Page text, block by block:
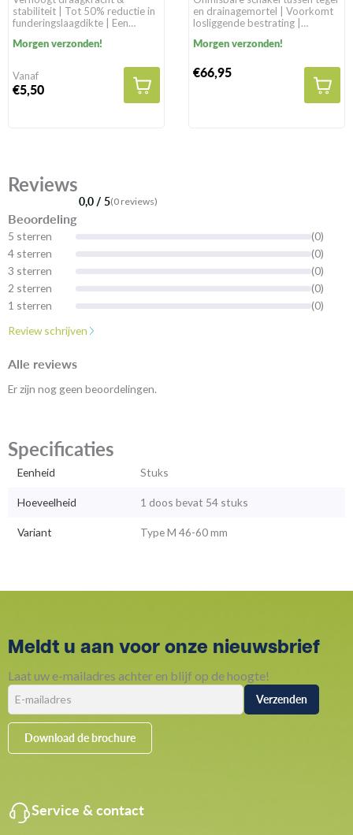
stabiliteit | Tot 50% reductie in
funderingslaagdikte | Een
natuurlijke gronden
Morgen verzonden!
Vanaf
€5,50
en drainagemortel | Voorkomt
losliggende bestrating |
bestratingssoorten
Morgen verzonden!
€66,95
Reviews
0,0 / 5(0 reviews)
Beoordeling
5 sterren
(0)
4 sterren
(0)
3 sterren
(0)
2 sterren
(0)
1 sterren
(0)
Review schrijven
Alle reviews
Er zijn nog geen beoordelingen.
Specificaties
Eenheid Stuks
Hoeveelheid 1 doos bevat 54 stuks
Variant Type M 46-60 mm
Meldt u aan voor onze nieuwsbrief
Laat uw e-mailadres achter en blijf op de hoogte!
Download de brochure
Service & contact